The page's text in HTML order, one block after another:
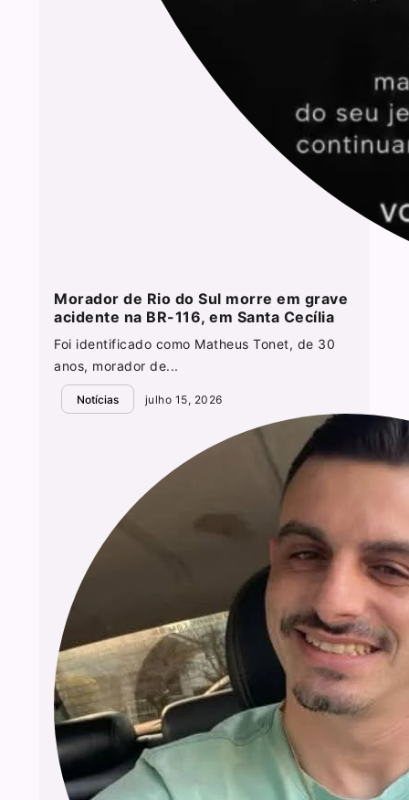
Morador de Rio do Sul morre em grave
acidente na BR-116, em Santa Cecília
Foi identificado como Matheus Tonet, de 30
anos, morador de...
Notícias julho 15, 2026